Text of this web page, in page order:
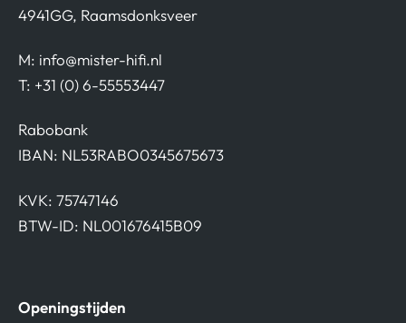
4941GG, Raamsdonksveer
M: info@mister-hifi.nl
T: +31 (0) 6-55553447
Rabobank
IBAN: NL53RABO0345675673
KVK: 75747146
BTW-ID: NL001676415B09
Openingstijden